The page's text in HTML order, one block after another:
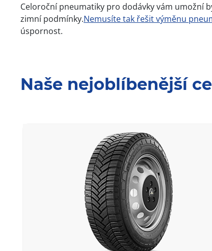
Celoroční pneumatiky pro dodávky vám umožní
zimní podmínky.Nemusíte tak řešit výměnu
úspornost.
Naše nejoblíbenější